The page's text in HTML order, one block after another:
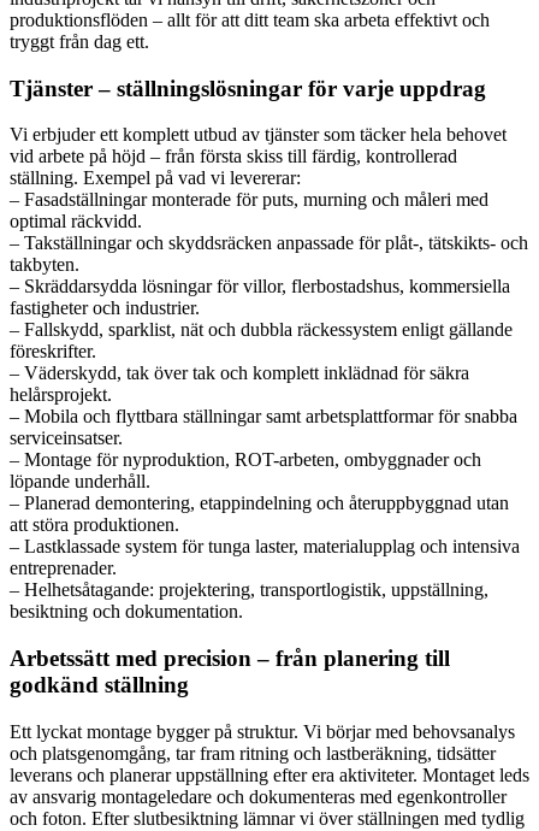
produktionsflöden – allt för att ditt team ska arbeta effektivt och
tryggt från dag ett.
Tjänster – ställningslösningar för varje uppdrag
Vi erbjuder ett komplett utbud av tjänster som täcker hela behovet
vid arbete på höjd – från första skiss till färdig, kontrollerad
ställning. Exempel på vad vi levererar:
– Fasadställningar monterade för puts, murning och måleri med
optimal räckvidd.
– Takställningar och skyddsräcken anpassade för plåt-, tätskikts- och
takbyten.
– Skräddarsydda lösningar för villor, flerbostadshus, kommersiella
fastigheter och industrier.
– Fallskydd, sparklist, nät och dubbla räckessystem enligt gällande
föreskrifter.
– Väderskydd, tak över tak och komplett inklädnad för säkra
helårsprojekt.
– Mobila och flyttbara ställningar samt arbetsplattformar för snabba
serviceinsatser.
– Montage för nyproduktion, ROT-arbeten, ombyggnader och
löpande underhåll.
– Planerad demontering, etappindelning och återuppbyggnad utan
att störa produktionen.
– Lastklassade system för tunga laster, materialupplag och intensiva
entreprenader.
– Helhetsåtagande: projektering, transportlogistik, uppställning,
besiktning och dokumentation.
Arbetssätt med precision – från planering till
godkänd ställning
Ett lyckat montage bygger på struktur. Vi börjar med behovsanalys
och platsgenomgång, tar fram ritning och lastberäkning, tidsätter
leverans och planerar uppställning efter era aktiviteter. Montaget leds
av ansvarig montageledare och dokumenteras med egenkontroller
och foton. Efter slutbesiktning lämnar vi över ställningen med tydlig